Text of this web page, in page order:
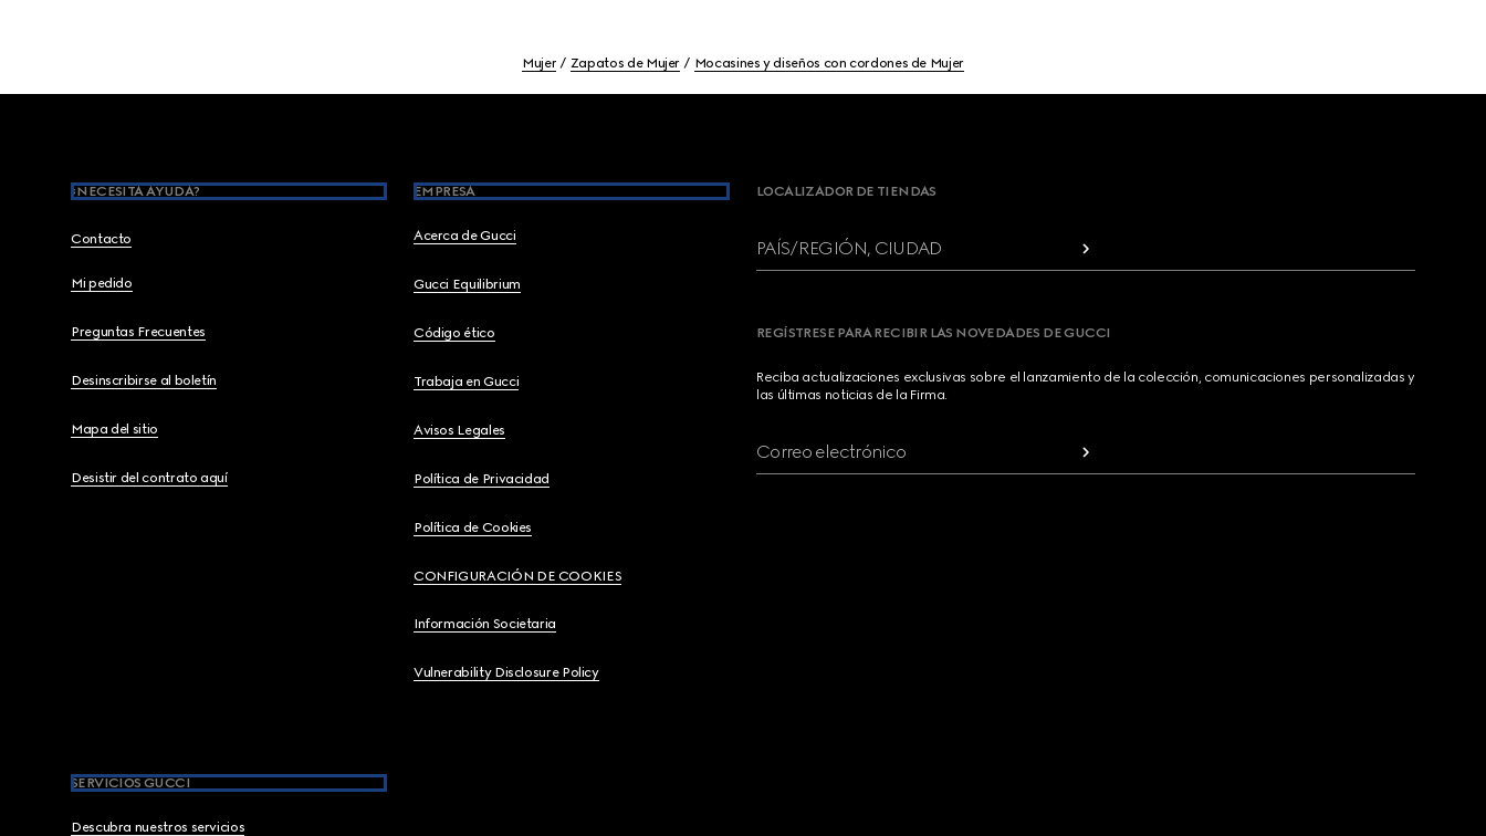
Mujer Zapatos de Mujer Mocasines y diseños con cordones de Mujer
¿NECESITA AYUDA?
Contacto
Mi pedido
Preguntas Frecuentes
Desinscribirse al boletín
Mapa del sitio
Desistir del contrato aquí
EMPRESA
Acerca de Gucci
Gucci Equilibrium
Código ético
Trabaja en Gucci
Avisos Legales
Política de Privacidad
Política de Cookies
CONFIGURACIÓN DE COOKIES
Información Societaria
Vulnerability Disclosure Policy
SERVICIOS GUCCI
Descubra nuestros servicios
LOCALIZADOR DE TIENDAS
PAÍS/REGIÓN, CIUDAD
REGÍSTRESE PARA RECIBIR LAS NOVEDADES DE GUCCI
Reciba actualizaciones exclusivas sobre el lanzamiento de la colección, comunicaciones personalizadas y
las últimas noticias de la Firma.
Correo electrónico